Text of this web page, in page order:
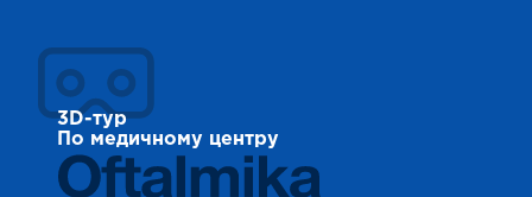
3D-тур
По медичному центру